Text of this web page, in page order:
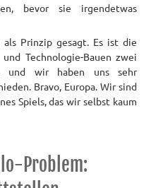
bevor sie irgendetwas
Prinzip gesagt. Es ist die
Technologie-Bauen zwei
und wir haben uns sehr
Bravo, Europa. Wir sind
Spiels, das wir selbst kaum
Problem: